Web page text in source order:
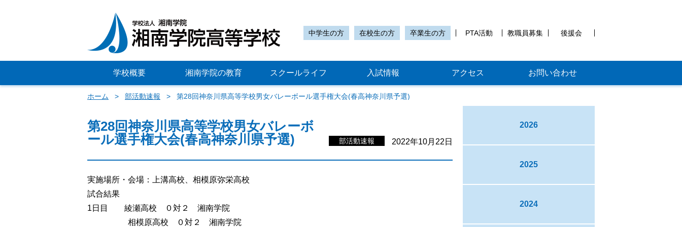
中学生の方 在校生の方 卒業生の方 PTA活動 教職員募集 後援会
学校概要 湘南学院の教育 スクールライフ 入試情報 アクセス お問い合わせ
ホーム 部活動速報 第28回神奈川県高等学校男女バレーボール選手権大会(春高神奈川県予選)
第28回神奈川県高等学校男女バレーボ
ール選手権大会(春高神奈川県予選)
部活動速報 2022年10月22日
実施場所・会場：上溝高校、相模原弥栄高校
試合結果
1日目 綾瀬高校 ０対２ 湘南学院
相模原高校 ０対２ 湘南学院
2026
2025
2024